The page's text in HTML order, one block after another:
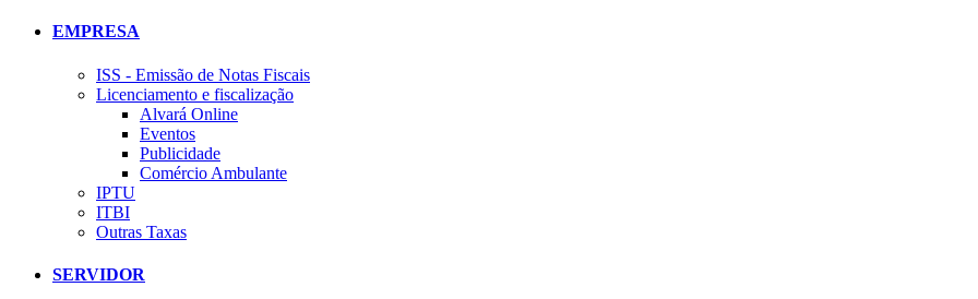
EMPRESA
ISS - Emissão de Notas Fiscais
Licenciamento e fiscalização
Alvará Online
Eventos
Publicidade
Comércio Ambulante
IPTU
ITBI
Outras Taxas
SERVIDOR